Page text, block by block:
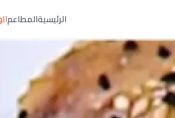
الرئيسيةالمطاعم